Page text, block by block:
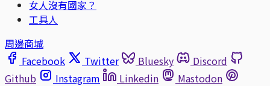
女人沒有國家？
工具人
周邊商城
Facebook
Twitter Bluesky
Discord
Github
Instagram Linkedin
Mastodon